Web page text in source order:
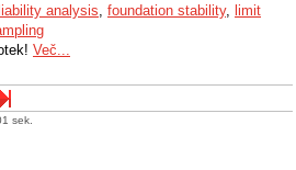
analysis, foundation stability, limit
Več...
sek.